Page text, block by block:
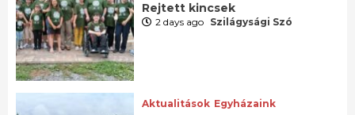
Rejtett kincsek
2 days ago Szilágysági Szó
Aktualitások Egyházaink